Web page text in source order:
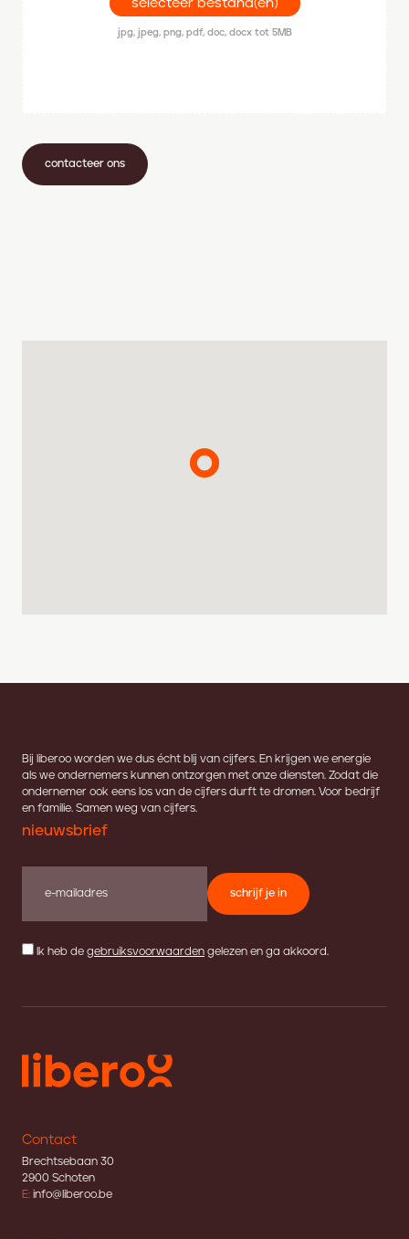
selecteer bestand(en)
jpg, jpeg, png, pdf, doc, docx tot 5MB
contacteer ons
Bij liberoo worden we dus écht blij van cijfers. En krijgen we energie
als we ondernemers kunnen ontzorgen met onze diensten. Zodat die
ondernemer ook eens los van de cijfers durft te dromen. Voor bedrijf
en familie. Samen weg van cijfers.
nieuwsbrief
schrijf je in
Ik heb de gebruiksvoorwaarden gelezen en ga akkoord.
Contact
Brechtsebaan 30
2900 Schoten
E: info@liberoo.be